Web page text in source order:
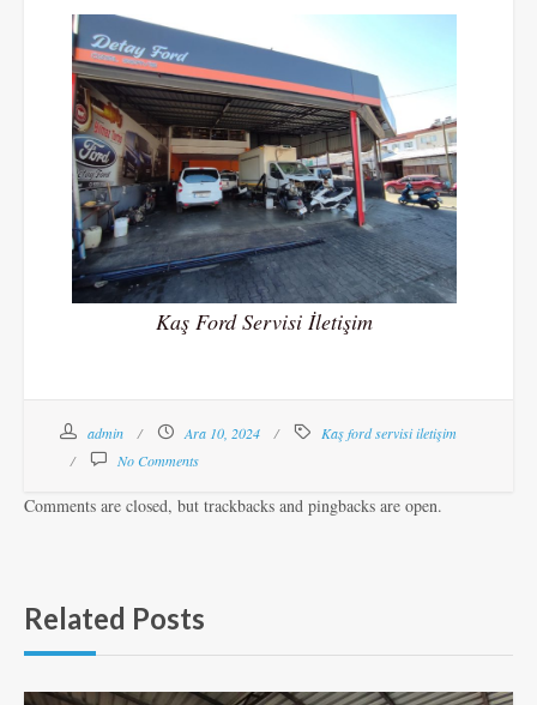
Kaş Ford Servisi İletişim
admin Ara 10, 2024
Kaş ford servisi iletişim
No Comments
Comments are closed, but trackbacks and pingbacks are open.
Related Posts